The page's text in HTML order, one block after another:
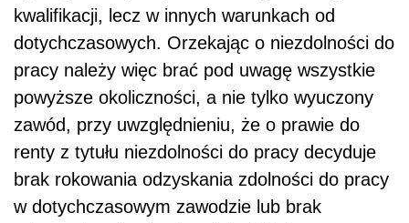
kwalifikacji, lecz w innych warunkach od
dotychczasowych. Orzekając o niezdolności do
pracy należy więc brać pod uwagę wszystkie
powyższe okoliczności, a nie tylko wyuczony
zawód, przy uwzględnieniu, że o prawie do
renty z tytułu niezdolności do pracy decyduje
brak rokowania odzyskania zdolności do pracy
w dotychczasowym zawodzie lub brak